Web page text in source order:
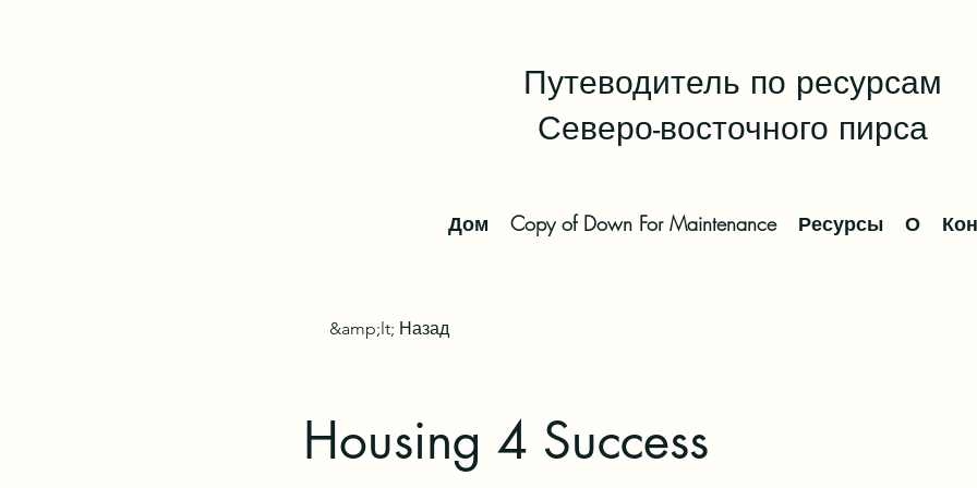
Путеводитель по ресурсам
Северо-восточного пирса
Дом Copy of Down For Maintenance Ресурсы О
&amp;lt; Назад
Housing 4 Success